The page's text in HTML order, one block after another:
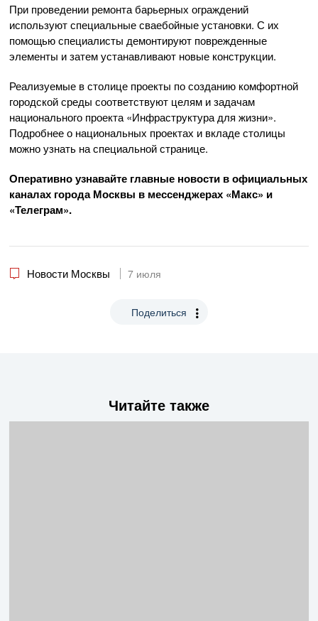
При проведении ремонта барьерных ограждений
используют специальные сваебойные установки. С их
помощью специалисты демонтируют поврежденные
элементы и затем устанавливают новые конструкции.
Реализуемые в столице проекты по созданию комфортной
городской среды соответствуют целям и задачам
национального проекта «Инфраструктура для жизни».
Подробнее о национальных проектах и вкладе столицы
можно узнать на специальной странице.
Оперативно узнавайте главные новости в официальных
каналах города Москвы в мессенджерах «Макс» и
«Телеграм».
Новости Москвы 7 июля
Поделиться
Читайте также